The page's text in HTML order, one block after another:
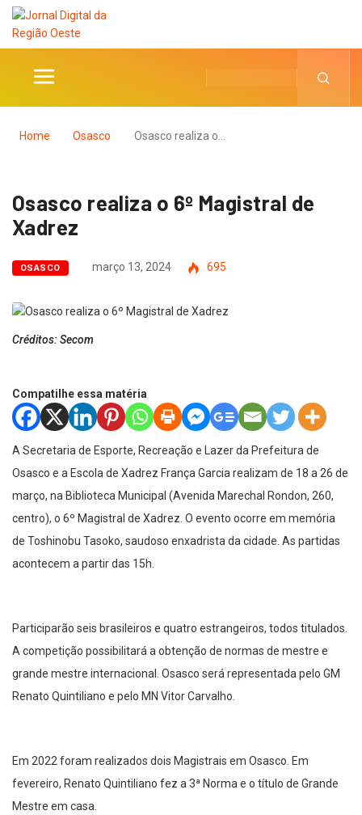
Home Osasco Osasco realiza o…
Osasco realiza o 6º Magistral de
Xadrez
OSASCO março 13, 2024 695
Créditos: Secom
Compatilhe essa matéria
A Secretaria de Esporte, Recreação e Lazer da Prefeitura de
Osasco e a Escola de Xadrez França Garcia realizam de 18 a 26 de
março, na Biblioteca Municipal (Avenida Marechal Rondon, 260,
centro), o 6º Magistral de Xadrez. O evento ocorre em memória
de Toshinobu Tasoko, saudoso enxadrista da cidade. As partidas
acontecem a partir das 15h.
Participarão seis brasileiros e quatro estrangeiros, todos titulados.
A competição possibilitará a obtenção de normas de mestre e
grande mestre internacional. Osasco será representada pelo GM
Renato Quintiliano e pelo MN Vitor Carvalho.
Em 2022 foram realizados dois Magistrais em Osasco. Em
fevereiro, Renato Quintiliano fez a 3ª Norma e o título de Grande
Mestre em casa.